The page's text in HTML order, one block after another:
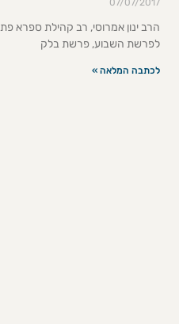
07/07/2017
הרב ינון אמרוסי, רב קהילת ספרא
לפרשת השבוע, פרשת בלק
לכתבה המלאה »